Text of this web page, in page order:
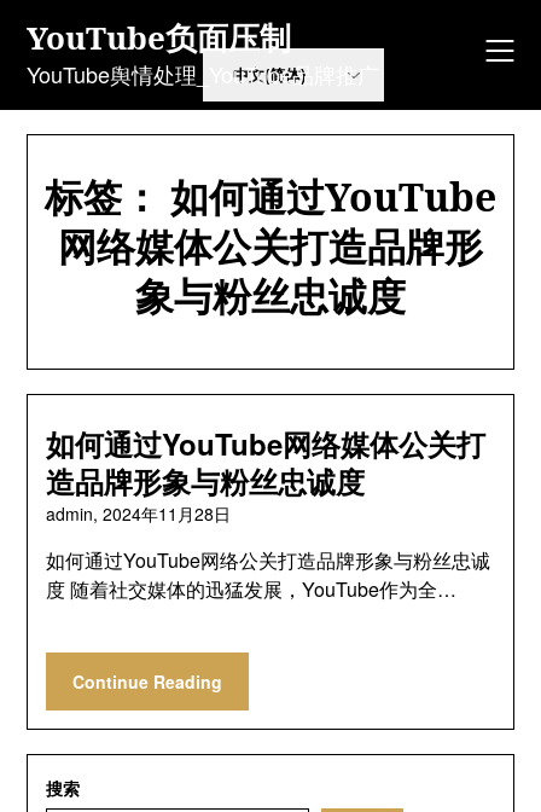
content
YouTube负面压制
YouTube舆情处理_YouTube品牌推广
标签： 如何通过YouTube
网络媒体公关打造品牌形
象与粉丝忠诚度
如何通过YouTube网络媒体公关打
造品牌形象与粉丝忠诚度
admin,2024年11月28日
如何通过YouTube网络公关打造品牌形象与粉丝忠诚
度 随着社交媒体的迅猛发展，YouTube作为全…
Continue Reading
搜索